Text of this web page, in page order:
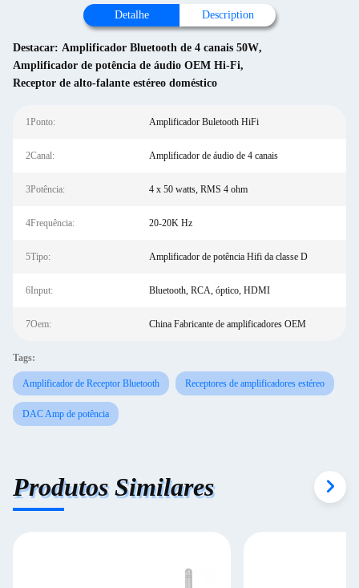
Detalhe Description
Destacar: Amplificador Bluetooth de 4 canais 50W,
Amplificador de potência de áudio OEM Hi-Fi,
Receptor de alto-falante estéreo doméstico
1Ponto: Amplificador Buletooth HiFi
2Canal: Amplificador de áudio de 4 canais
3Potência: 4 x 50 watts, RMS 4 ohm
4Frequência: 20-20K Hz
5Tipo: Amplificador de potência Hifi da classe D
6Input: Bluetooth, RCA, óptico, HDMI
7Oem: China Fabricante de amplificadores OEM
Tags:
Amplificador de Receptor Bluetooth Receptores de amplificadores estéreo
DAC Amp de potência
Produtos Similares